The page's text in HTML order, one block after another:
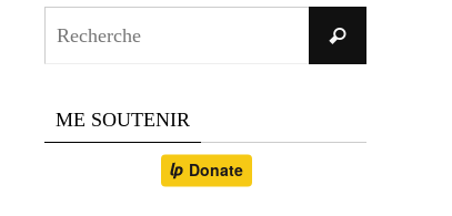
Recherche
ME SOUTENIR